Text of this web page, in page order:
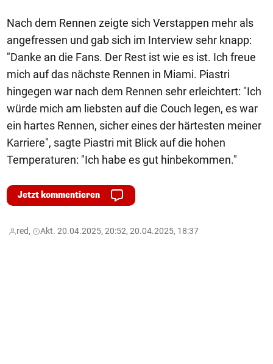
Nach dem Rennen zeigte sich Verstappen mehr als
angefressen und gab sich im Interview sehr knapp:
"Danke an die Fans. Der Rest ist wie es ist. Ich freue
mich auf das nächste Rennen in Miami. Piastri
hingegen war nach dem Rennen sehr erleichtert: "Ich
würde mich am liebsten auf die Couch legen, es war
ein hartes Rennen, sicher eines der härtesten meiner
Karriere", sagte Piastri mit Blick auf die hohen
Temperaturen: "Ich habe es gut hinbekommen."
Jetzt kommentieren
red, Akt. 20.04.2025, 20:52, 20.04.2025, 18:37